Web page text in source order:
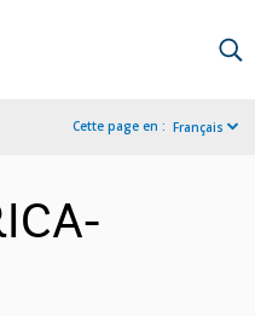
Cette page en : Français